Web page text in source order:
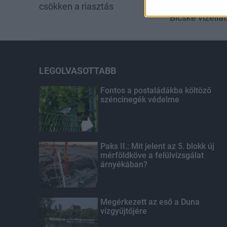
csökken a riasztás
Bicske
LEGOLVASOTTABB
Fontos a postaládákba költöző
széncinegék védelme
Paks II.: Mit jelent az 5. blokk új
mérföldköve a felülvizsgálat
árnyékában?
Megérkezett az eső a Duna
vízgyűjtőjére